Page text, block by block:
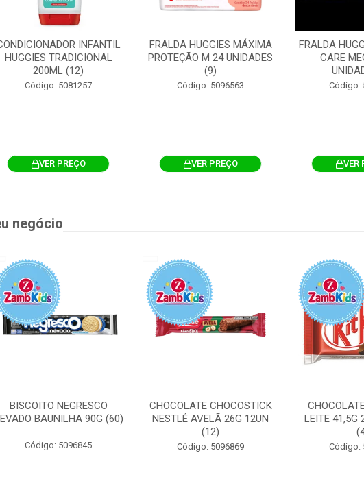
INFANTIL
HUGGIES TRADICIONAL
200ML (12)
Código: 5081257
VER PREÇO
FRALDA HUGGIES MÁXIMA
PROTEÇÃO M 24 UNIDADES
(9)
Código: 5096563
VER PREÇO
FRALDA
CARE
Código:
VER
negócio
BISCOITO NEGRESCO
BAUNILHA 90G (60)
Código: 5096845
CHOCOLATE CHOCOSTICK
NESTLÉ AVELÃ 26G 12UN
(12)
Código: 5096869
LEITE 41,5G
Código: